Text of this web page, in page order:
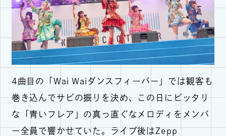
4曲目の「Wai Waiダンスフィーバー」では観客も
巻き込んでサビの振りを決め、この日にピッタリ
な「青いフレア」の真っ直ぐなメロディをメンバ
ー全員で響かせていた。ライブ後はZepp